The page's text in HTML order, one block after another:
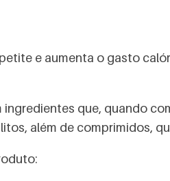
e aumenta o gasto
que, quando
além de comprimidos,